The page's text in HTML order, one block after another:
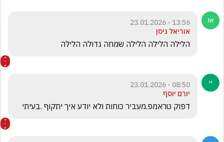
13:56 - 23.01.2026
אוריאל ניסן
הלילה הלילה הלילה שמחה גדולה הלילה
08:50 - 23.01.2026
יורם יוסף
דפוק טראמפ.מעביר כוחות ולא יודע איך יתקוף .בעיתי